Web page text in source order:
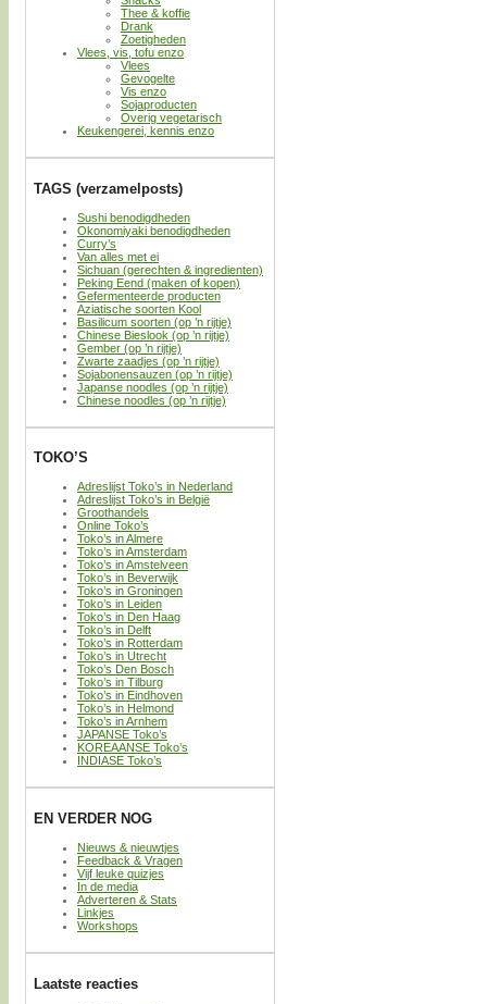
Thee & koffie
Drank
Zoetigheden
Vlees, vis, tofu enzo
Vlees
Gevogelte
Vis enzo
Sojaproducten
Overig vegetarisch
Keukengerei, kennis enzo
TAGS (verzamelposts)
Sushi benodigdheden
Okonomiyaki benodigdheden
Curry’s
Van alles met ei
Sichuan (gerechten & ingredienten)
Peking Eend (maken of kopen)
Gefermenteerde producten
Aziatische soorten Kool
Basilicum soorten (op ’n rijtje)
Chinese Bieslook (op ’n rijtje)
Gember (op ’n rijtje)
Zwarte zaadjes (op ’n rijtje)
Sojabonensauzen (op ’n rijtje)
Japanse noodles (op ’n rijtje)
Chinese noodles (op ’n rijtje)
TOKO’S
Adreslijst Toko’s in Nederland
Adreslijst Toko’s in België
Groothandels
Online Toko’s
Toko’s in Almere
Toko’s in Amsterdam
Toko’s in Amstelveen
Toko’s in Beverwijk
Toko’s in Groningen
Toko’s in Leiden
Toko’s in Den Haag
Toko’s in Delft
Toko’s in Rotterdam
Toko’s in Utrecht
Toko’s Den Bosch
Toko’s in Tilburg
Toko’s in Eindhoven
Toko’s in Helmond
Toko’s in Arnhem
JAPANSE Toko’s
KOREAANSE Toko’s
INDIASE Toko’s
EN VERDER NOG
Nieuws & nieuwtjes
Feedback & Vragen
Vijf leuke quizjes
In de media
Adverteren & Stats
Linkjes
Workshops
Laatste reacties